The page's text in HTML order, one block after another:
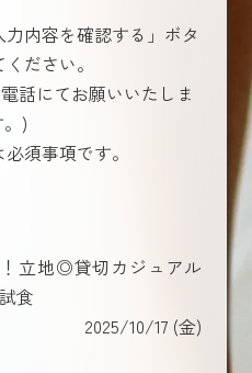
内容を確認する」ボタ
ださい。
話にてお願いいたしま
)
須事項です。
立地◎貸切カジュアル
食
2025/10/17 (金)